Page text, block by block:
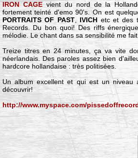
IRON CAGEvient du nord de la
fortement teinté d'emo 90's. On est
PORTRAITS OF PAST, IVICH etc et des
Records. Du bon quoi! Des riffs
mélodie. Le chant dans sa sensibilité me
Treize titres en 24 minutes, ça va vite
néerlandais. Des paroles assez bien
hardcore hollandaise : très politisées.
Un album excellent et qui est un niveau
découvrir!
http://www.myspace.com/